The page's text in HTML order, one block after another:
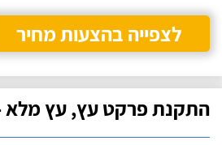
לצפייה בהצעות מחיר
התקנת פרקט עץ, עץ מלא -